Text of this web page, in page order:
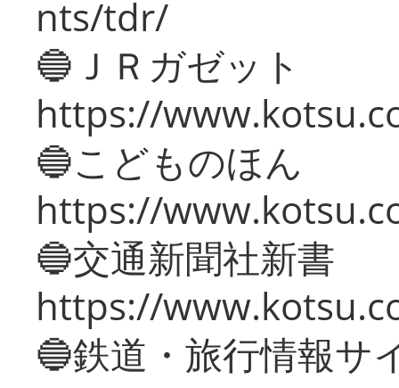
nts/tdr/
🔵ＪＲガゼット
https://
🔵こどものほん
https://
🔵交通新聞社新書
https://
🔵鉄道・旅行情報サ